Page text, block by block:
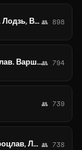
РАБОТА В ПОЛЬШЕ | Варшава,Краков, Лодзь, Вроцлав, Познань, Гданськ, Щечин, Быдгощ 👥 898
Чат. WOWTRIP. Туры из Польши. Вроцлав. Варшава. Лодзь. Познань. Ополе. Гдагьск. Краков. Катовице.👥 794
👥 739
Работа Польша, Познань, Варшава, Вроцлав, Лодзь, Краков-Литва 👥 738